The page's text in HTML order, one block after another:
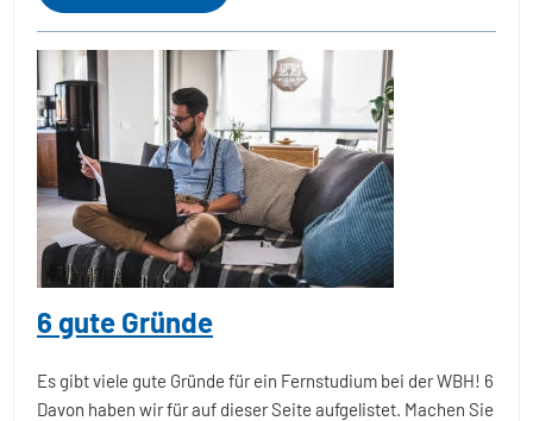
6 gute Gründe
Es gibt viele gute Gründe für ein Fernstudium bei der WBH! 6
Davon haben wir für auf dieser Seite aufgelistet. Machen Sie